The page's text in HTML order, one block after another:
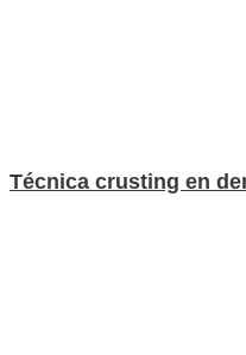
Técnica crusting en